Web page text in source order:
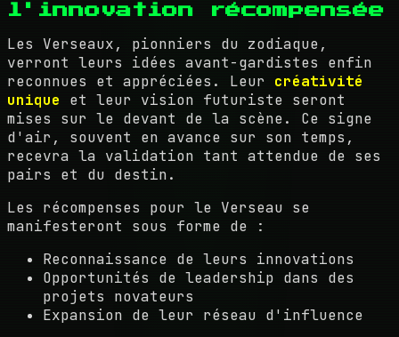
l'innovation récompensée
Les Verseaux, pionniers du zodiaque,
verront leurs idées avant-gardistes enfin
reconnues et appréciées. Leur créativité
unique et leur vision futuriste seront
mises sur le devant de la scène. Ce signe
d'air, souvent en avance sur son temps,
recevra la validation tant attendue de ses
pairs et du destin.
Les récompenses pour le Verseau se
manifesteront sous forme de :
Reconnaissance de leurs innovations
Opportunités de leadership dans des
projets novateurs
Expansion de leur réseau d'influence